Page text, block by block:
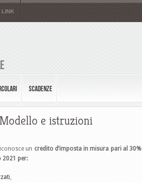
LINK
SCADENZE
e istruzioni
un credito d’imposta in misura pari al 30%
2021 per:
i,